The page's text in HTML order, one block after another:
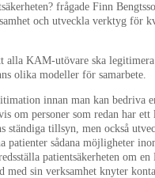
frågade Finn
och utveckla verktyg för
alla KAM-utövare ska
olika modeller för samarbete.
innan man kan bedriva
om personer som redan har
ständiga tillsyn, men också
patienter sådana möjligheter
patientsäkerheten om
sin verksamhet knyter